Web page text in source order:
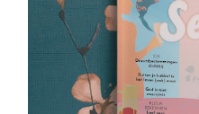
hebben, maar ook vragen die
leven te maken. Daarnaa...